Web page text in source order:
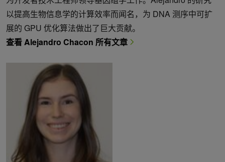
以提高生物信息学的计算效率而闻名，为 DNA 测序中可扩
展的 GPU 优化算法做出了巨大贡献。
查看 Alejandro Chacon 所有文章